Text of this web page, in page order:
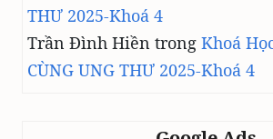
THƯ 2025-Khoá 4
Trần Đình Hiền trong Khoá
CÙNG UNG THƯ 2025-Khoá 4